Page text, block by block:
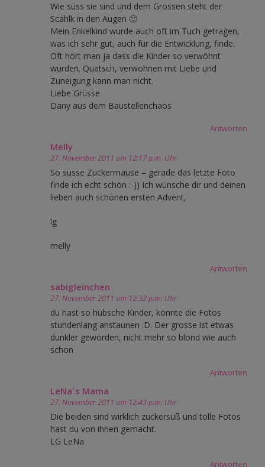
Wie süss sie sind und dem Grossen steht der
Scahlk in den Augen 🙂
Mein Enkelkind wurde auch oft im Tuch getragen,
was ich sehr gut, auch für die Entwicklung, finde.
Oft hört man ja dass die Kinder so verwöhnt
würden. Quatsch, verwöhnen mit Liebe und
Zuneigung kann man nicht.
Liebe Grüsse
Dany aus dem Baustellenchaos
Antworten
Melly
27. November 2011 um 12:17 p.m. Uhr
So süsse Zuckermäuse – gerade das letzte Foto
finde ich echt schön :-)) Ich wünsche dir und deinen
lieben auch schönen ersten Advent,
lg
melly
Antworten
sabigleinchen
27. November 2011 um 12:32 p.m. Uhr
du hast so hübsche Kinder, könnte die Fotos
stundenlang anstaunen :D. Der grosse ist etwas
dunkler geworden, nicht mehr so blond wie auch
schon
Antworten
LeNa´s Mama
27. November 2011 um 12:43 p.m. Uhr
Die beiden sind wirklich zuckersüß und tolle Fotos
hast du von ihnen gemacht.
LG LeNa
Antworten